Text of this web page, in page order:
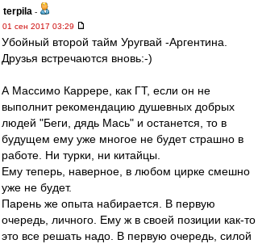
terpila -
01 сен 2017 03:29
Убойный второй тайм Уругвай -Аргентина.
Друзья встречаются вновь:-)
А Массимо Каррере, как ГТ, если он не
выполнит рекомендацию душевных добрых
людей "Беги, дядь Мась" и останется, то в
будущем ему уже многое не будет страшно в
работе. Ни турки, ни китайцы.
Ему теперь, наверное, в любом цирке смешно
уже не будет.
Парень же опыта набирается. В первую
очередь, личного. Ему ж в своей позиции как-то
это все решать надо. В первую очередь, силой